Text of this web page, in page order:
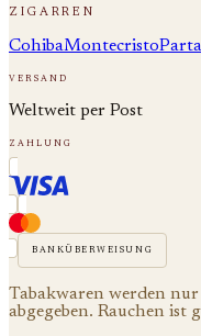
zigarren
CohibaMontecristo
versand
Weltweit per Post
zahlung
banküberweisung
Tabakwaren werden
abgegeben. Rauchen ist